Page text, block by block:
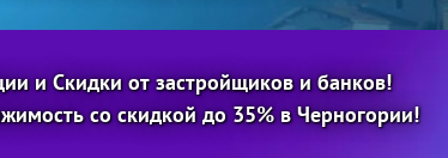
и Скидки от застройщиков и банков!
со скидкой до 35% в Черногории!